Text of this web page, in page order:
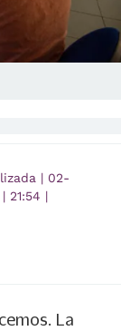
| 02-
| 21:54 |
La